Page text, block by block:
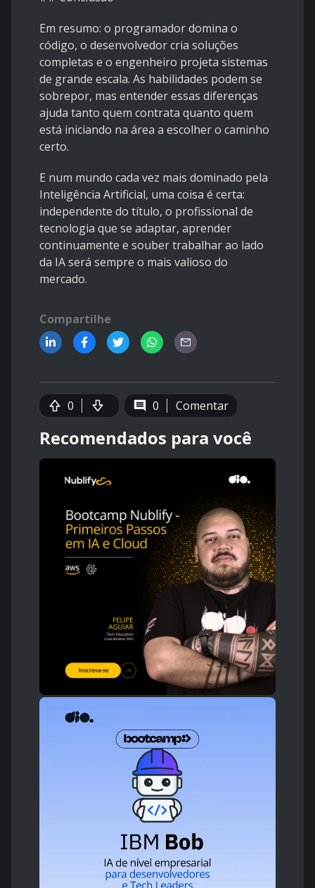
Em resumo: o programador domina o
código, o desenvolvedor cria soluções
completas e o engenheiro projeta sistemas
de grande escala. As habilidades podem se
sobrepor, mas entender essas diferenças
ajuda tanto quem contrata quanto quem
está iniciando na área a escolher o caminho
certo.
E num mundo cada vez mais dominado pela
Inteligência Artificial, uma coisa é certa:
independente do título, o profissional de
tecnologia que se adaptar, aprender
continuamente e souber trabalhar ao lado
da IA será sempre o mais valioso do
mercado.
Compartilhe
0 0 Comentar
Recomendados para você